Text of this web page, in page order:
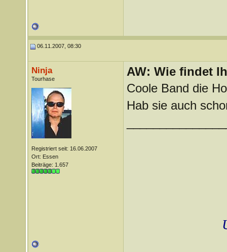
06.11.2007, 08:30
Ninja
Tourhase
Registriert seit: 16.06.2007
Ort: Essen
Beiträge: 1.657
AW: Wie findet
Coole Band die
Hab sie auch